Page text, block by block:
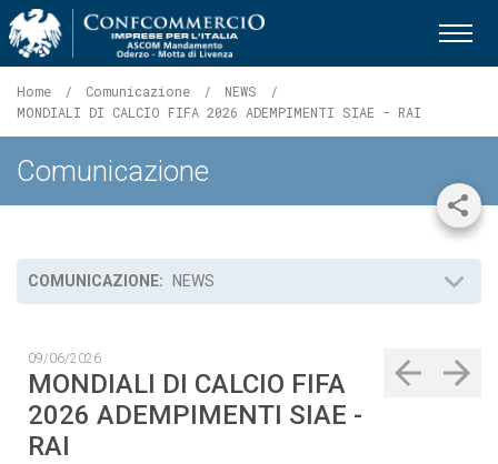
Home Comunicazione
NEWS
Pagina
corrente:
MONDIALI DI CALCIO FIFA 2026 ADEMPIMENTI SIAE - RAI
Comunicazione
COMUNICAZIONE: NEWS
09/06/2026
MONDIALI DI CALCIO FIFA
2026 ADEMPIMENTI SIAE -
RAI